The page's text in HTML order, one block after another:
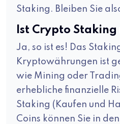
Staking. Bleiben Sie
Ist Crypto
Ja, so ist es! Das
Kryptowährungen ist
wie Mining oder
erhebliche finanzielle
Staking (Kaufen und
Coins können Sie in